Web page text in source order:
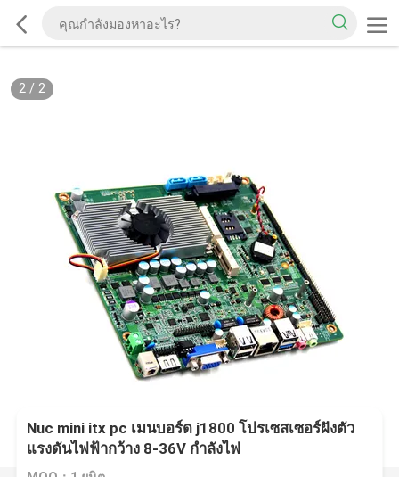
2/ 2
Nuc mini itx pc เมนบอร์ด j1800 โปรเซสเซอร์ฝังตัว
แรงดันไฟฟ้ากว้าง 8-36V กำลังไฟ